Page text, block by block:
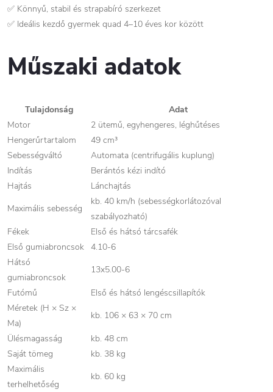
✅ Könnyű, stabil és strapabíró szerkezet
✅ Ideális kezdő gyermek quad 4–10 éves kor között
Műszaki adatok
Tulajdonság
Adat
Motor
2 ütemű, egyhengeres, léghűtéses
Hengerűrtartalom
49 cm³
Sebességváltó
Automata (centrifugális kuplung)
Indítás
Berántós kézi indító
Hajtás
Lánchajtás
Maximális sebesség
kb. 40 km/h (sebességkorlátozóval
szabályozható)
Fékek
Első és hátsó tárcsafék
Első gumiabroncsok 4.10-6
Hátsó
gumiabroncsok
13x5.00-6
Futómű
Első és hátsó lengéscsillapítók
Méretek (H × Sz ×
Ma)
kb. 106 × 63 × 70 cm
Ülésmagasság
kb. 48 cm
Saját tömeg
kb. 38 kg
Maximális
terhelhetőség
kb. 60 kg